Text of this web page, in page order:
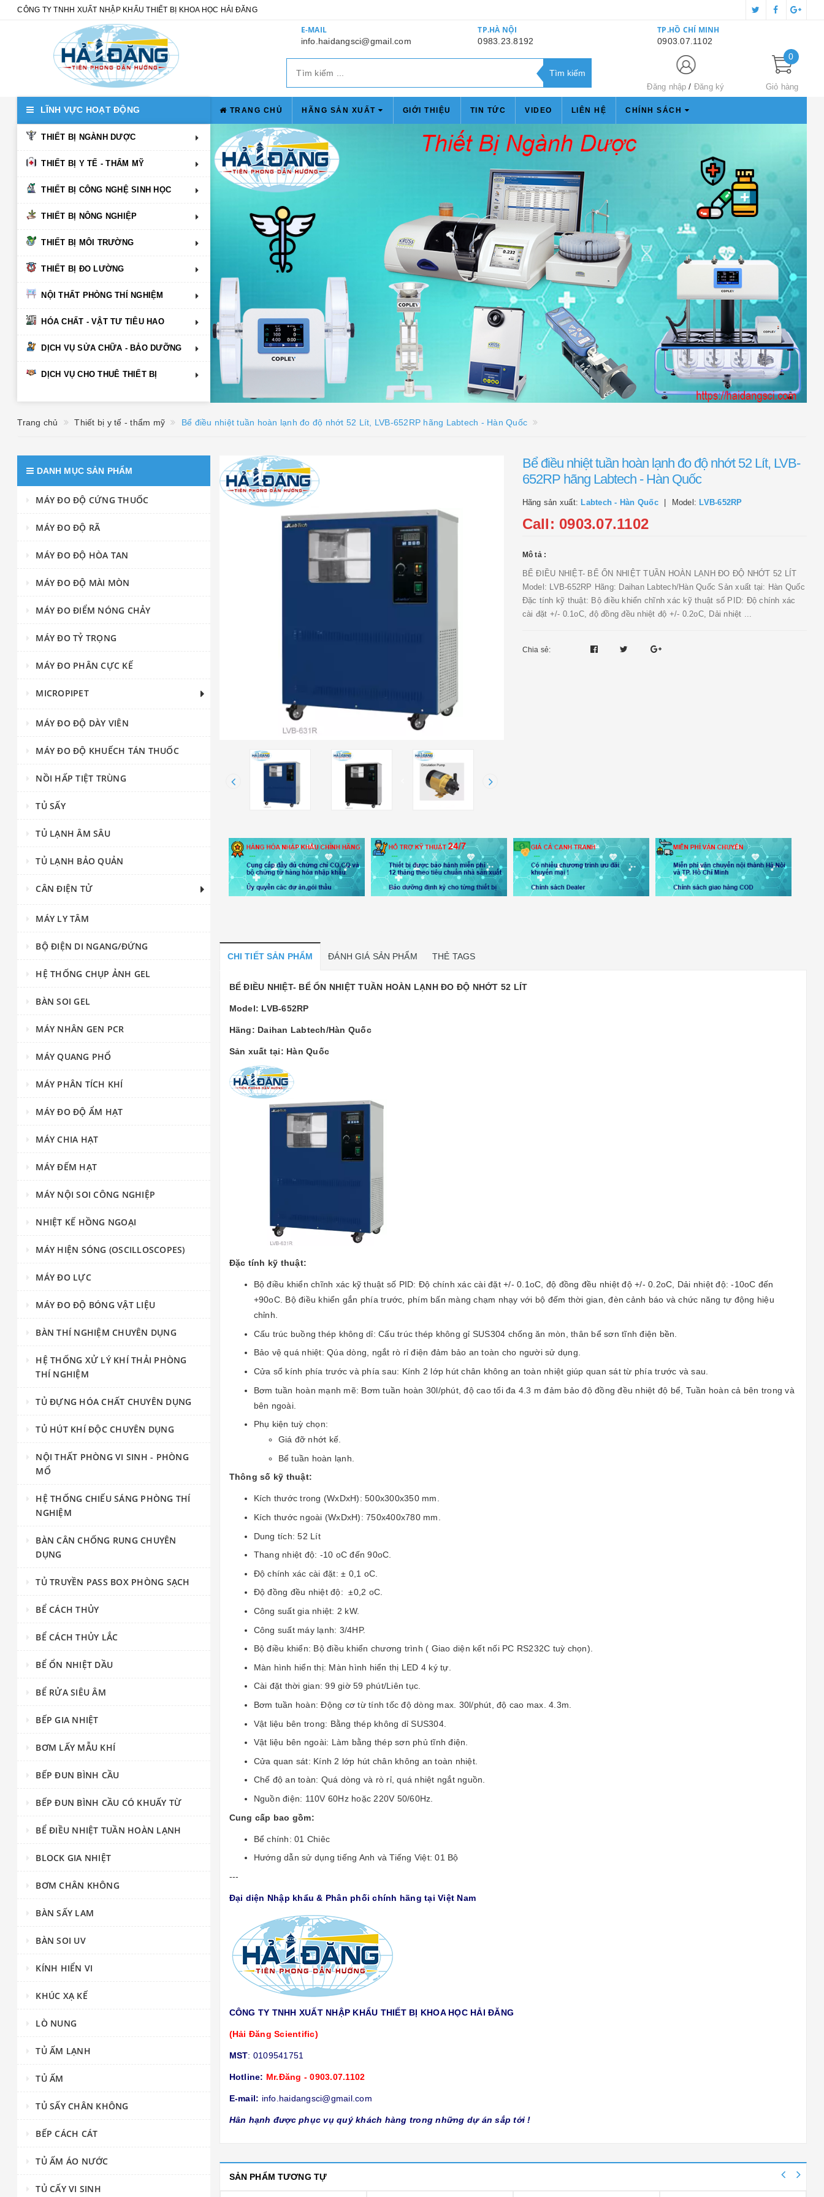
CÔNG TY TNHH XUẤT NHẬP KHẨU THIẾT BỊ KHOA HỌC HẢI ĐĂNG
E-MAIL
info.haidangsci@gmail.com
TP.HÀ NỘI
0983.23.8192
TP.HỒ CHÍ MINH
0903.07.1102
Đăng nhập Đăng ký
0
Giỏ hàng
TRANG CHỦ HÃNG SẢN XUẤT GIỚI THIỆU TIN TỨC VIDEO LIÊN HỆ CHÍNH SÁCH
LĨNH VỰC HOẠT ĐỘNG
THIẾT BỊ NGÀNH DƯỢC
THIẾT BỊ Y TẾ - THẨM MỸ
THIẾT BỊ CÔNG NGHỆ SINH HỌC
THIẾT BỊ NÔNG NGHIỆP
THIẾT BỊ MÔI TRƯỜNG
THIẾT BỊ ĐO LƯỜNG
NỘI THẤT PHÒNG THÍ NGHIỆM
HÓA CHẤT - VẬT TƯ TIÊU HAO
DỊCH VỤ SỬA CHỮA - BẢO DƯỠNG
DỊCH VỤ CHO THUÊ THIẾT BỊ
Trang chủ Thiết bị y tế - thẩm mỹ Bể điều nhiệt tuần hoàn lạnh đo độ nhớt 52 Lít, LVB-652RP hãng Labtech - Hàn Quốc
Bể điều nhiệt tuần hoàn lạnh đo độ nhớt 52 Lít, LVB-
652RP hãng Labtech - Hàn Quốc
Hãng sản xuất: Labtech - Hàn Quốc Model: LVB-652RP
Call: 0903.07.1102
Mô tả :
BỂ ĐIỀU NHIỆT- BỂ ỔN NHIỆT TUẦN HOÀN LẠNH ĐO ĐỘ NHỚT 52 LÍT
Model: LVB-652RP Hãng: Daihan Labtech/Hàn Quốc Sản xuất tại: Hàn Quốc
Đặc tính kỹ thuật: Bộ điều khiển chĩnh xác kỹ thuật số PID: Độ chính xác
cài đặt +/- 0.1oC, độ đồng đều nhiệt độ +/- 0.2oC, Dải nhiệt ...
Chia sẻ:
CHI TIẾT SẢN PHẨM ĐÁNH GIÁ SẢN PHẨM THẺ TAGS
BỂ ĐIỀU NHIỆT- BỂ ỔN NHIỆT TUẦN HOÀN LẠNH ĐO ĐỘ NHỚT 52 LÍT
Model: LVB-652RP
Hãng: Daihan Labtech/Hàn Quốc
Sản xuất tại: Hàn Quốc
Đặc tính kỹ thuật:
Bộ điều khiển chĩnh xác kỹ thuật số PID: Độ chính xác cài đặt +/- 0.1oC, độ đồng đều nhiệt độ +/- 0.2oC, Dải nhiệt độ: -10oC đến
+90oC. Bộ điều khiển gắn phía trước, phím bấn màng chạm nhạy với bộ đếm thời gian, đèn cảnh báo và chức năng tự động hiệu
chỉnh.
Cấu trúc buồng thép không dỉ: Cấu trúc thép không gỉ SUS304 chống ăn mòn, thân bể sơn tĩnh điện bền.
Bảo vệ quá nhiệt: Qúa dòng, ngắt rò rỉ điện đảm bảo an toàn cho người sử dụng.
Cửa sổ kính phía trước và phía sau: Kính 2 lớp hút chân không an toàn nhiệt giúp quan sát từ phía trước và sau.
Bơm tuần hoàn mạnh mẽ: Bơm tuần hoàn 30l/phút, độ cao tối đa 4.3 m đảm bảo độ đồng đều nhiệt độ bể, Tuần hoàn cả bên trong và
bên ngoài.
Phụ kiện tuỳ chọn:
Giá đỡ nhớt kế.
Bể tuần hoàn lạnh.
Thông số kỹ thuật:
Kích thước trong (WxDxH): 500x300x350 mm.
Kích thước ngoài (WxDxH): 750x400x780 mm.
Dung tích: 52 Lít
Thang nhiệt độ: -10 oC đến 90oC.
Độ chính xác cài đặt: ± 0,1 oC.
Độ đồng đều nhiệt độ: ±0,2 oC.
Công suất gia nhiệt: 2 kW.
Công suất máy lạnh: 3/4HP.
Bộ điều khiển: Bộ điều khiển chương trình ( Giao diện kết nối PC RS232C tuỳ chọn).
Màn hình hiển thị: Màn hình hiển thị LED 4 ký tự.
Cài đặt thời gian: 99 giờ 59 phút/Liên tục.
Bơm tuần hoàn: Động cơ từ tính tốc độ dòng max. 30l/phút, độ cao max. 4.3m.
Vật liệu bên trong: Bằng thép không dỉ SUS304.
Vật liệu bên ngoài: Làm bằng thép sơn phủ tĩnh điện.
Cửa quan sát: Kính 2 lớp hút chân không an toàn nhiệt.
Chế độ an toàn: Quá dòng và rò rỉ, quá nhiệt ngắt nguồn.
Nguồn điện: 110V 60Hz hoặc 220V 50/60Hz.
Cung cấp bao gồm:
Bể chính: 01 Chiêc
Hướng dẫn sử dụng tiếng Anh và Tiếng Việt: 01 Bộ
---
Đại diện Nhập khẩu & Phân phối chính hãng tại Việt Nam
CÔNG TY TNHH XUẤT NHẬP KHẨU THIẾT BỊ KHOA HỌC HẢI ĐĂNG
(Hải Đăng Scientific)
MST: 0109541751
Hotline: Mr.Đăng - 0903.07.1102
E-mail: info.haidangsci@gmail.com
Hân hạnh được phục vụ quý khách hàng trong những dự án sắp tới !
SẢN PHẨM TƯƠNG TỰ
DANH MỤC SẢN PHẨM
MÁY ĐO ĐỘ CỨNG THUỐC
MÁY ĐO ĐỘ RÃ
MÁY ĐO ĐỘ HÒA TAN
MÁY ĐO ĐỘ MÀI MÒN
MÁY ĐO ĐIỂM NÓNG CHẢY
MÁY ĐO TỶ TRỌNG
MÁY ĐO PHÂN CỰC KẾ
MICROPIPET
MÁY ĐO ĐỘ DÀY VIÊN
MÁY ĐO ĐỘ KHUẾCH TÁN THUỐC
NỒI HẤP TIỆT TRÙNG
TỦ SẤY
TỦ LẠNH ÂM SÂU
TỦ LẠNH BẢO QUẢN
CÂN ĐIỆN TỬ
MÁY LY TÂM
BỘ ĐIỆN DI NGANG/ĐỨNG
HỆ THỐNG CHỤP ẢNH GEL
BÀN SOI GEL
MÁY NHÂN GEN PCR
MÁY QUANG PHỔ
MÁY PHÂN TÍCH KHÍ
MÁY ĐO ĐỘ ẨM HẠT
MÁY CHIA HẠT
MÁY ĐẾM HẠT
MÁY NỘI SOI CÔNG NGHIỆP
NHIỆT KẾ HỒNG NGOẠI
MÁY HIỆN SÓNG (OSCILLOSCOPES)
MÁY ĐO LỰC
MÁY ĐO ĐỘ BÓNG VẬT LIỆU
BÀN THÍ NGHIỆM CHUYÊN DỤNG
HỆ THỐNG XỬ LÝ KHÍ THẢI PHÒNG
THÍ NGHIỆM
TỦ ĐỰNG HÓA CHẤT CHUYÊN DỤNG
TỦ HÚT KHÍ ĐỘC CHUYÊN DỤNG
NỘI THẤT PHÒNG VI SINH - PHÒNG
MỔ
HỆ THỐNG CHIẾU SÁNG PHÒNG THÍ
NGHIỆM
BÀN CÂN CHỐNG RUNG CHUYÊN
DỤNG
TỦ TRUYỀN PASS BOX PHÒNG SẠCH
BỂ CÁCH THỦY
BỂ CÁCH THỦY LẮC
BỂ ỔN NHIỆT DẦU
BỂ RỬA SIÊU ÂM
BẾP GIA NHIỆT
BƠM LẤY MẪU KHÍ
BẾP ĐUN BÌNH CẦU
BẾP ĐUN BÌNH CẦU CÓ KHUẤY TỪ
BỂ ĐIỀU NHIỆT TUẦN HOÀN LẠNH
BLOCK GIA NHIỆT
BƠM CHÂN KHÔNG
BÀN SẤY LAM
BÀN SOI UV
KÍNH HIỂN VI
KHÚC XẠ KẾ
LÒ NUNG
TỦ ẤM LẠNH
TỦ ẤM
TỦ SẤY CHÂN KHÔNG
BẾP CÁCH CÁT
TỦ ẤM ÁO NƯỚC
TỦ CẤY VI SINH